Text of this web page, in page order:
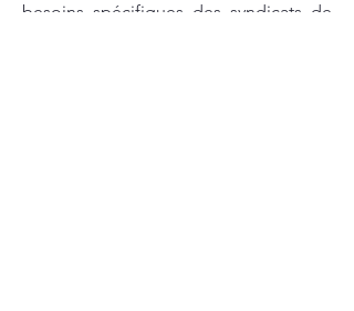
besoins spécifiques des syndicats de